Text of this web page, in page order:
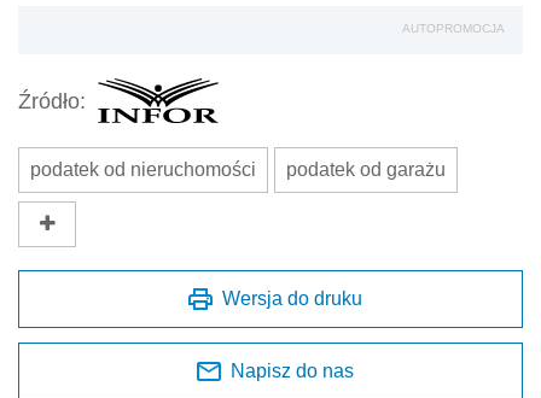
AUTOPROMOCJA
Źródło:
podatek od nieruchomości podatek od garażu
Wersja do druku
Napisz do nas